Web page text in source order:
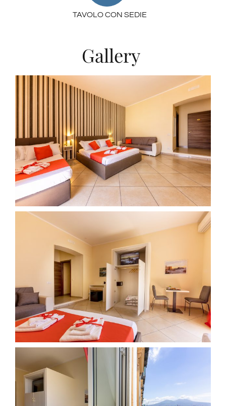
TAVOLO CON SEDIE
Gallery